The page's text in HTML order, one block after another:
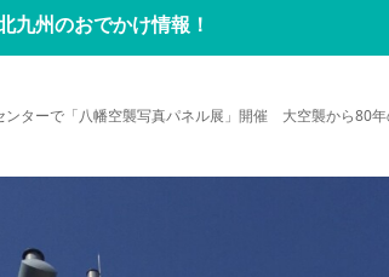
九州のおでかけ情報！
ンターで「八幡空襲写真パネル展」開催 大空襲から80年